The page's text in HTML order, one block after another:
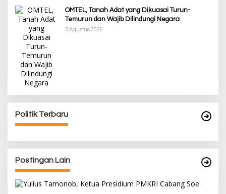
OMTEL, Tanah Adat yang Dikuasai Turun-
Temurun dan Wajib Dilindungi Negara
3 Agustus 2026
Politik Terbaru
Postingan Lain